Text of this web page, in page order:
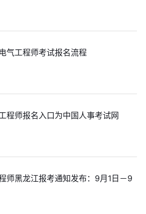
气工程师考试报名流程
程师报名入口为中国人事考试网
师黑龙江报考通知发布：9月1日－9